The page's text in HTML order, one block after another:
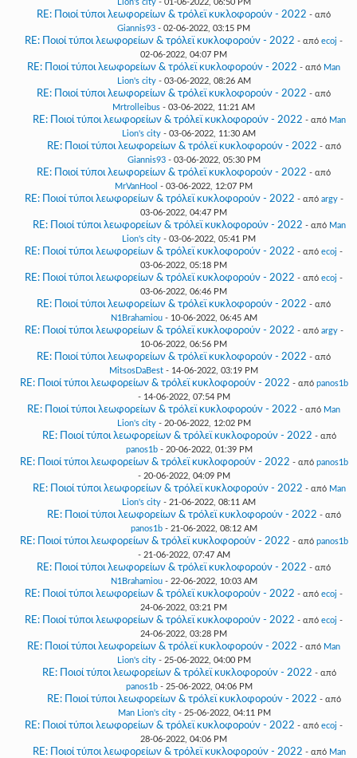
Lion's city- 01-06-2022, 06:50 PM
RE: Ποιοί τύποι λεωφορείων & τρόλεϊ κυκλοφορούν - 2022 - από
Giannis93 - 02-06-2022, 03:15 PM
RE: Ποιοί τύποι λεωφορείων & τρόλεϊ κυκλοφορούν - 2022 - από ecoj -
02-06-2022, 04:07 PM
RE: Ποιοί τύποι λεωφορείων & τρόλεϊ κυκλοφορούν - 2022 - από Man
Lion's city- 03-06-2022, 08:26 AM
RE: Ποιοί τύποι λεωφορείων & τρόλεϊ κυκλοφορούν - 2022 - από
Mrtrolleibus - 03-06-2022, 11:21 AM
RE: Ποιοί τύποι λεωφορείων & τρόλεϊ κυκλοφορούν - 2022 - από Man
Lion's city - 03-06-2022, 11:30 AM
RE: Ποιοί τύποι λεωφορείων & τρόλεϊ κυκλοφορούν - 2022 - από
Giannis93 - 03-06-2022, 05:30 PM
RE: Ποιοί τύποι λεωφορείων & τρόλεϊ κυκλοφορούν - 2022 - από
MrVanHool - 03-06-2022, 12:07 PM
RE: Ποιοί τύποι λεωφορείων & τρόλεϊ κυκλοφορούν - 2022 - από argy-
03-06-2022, 04:47 PM
RE: Ποιοί τύποι λεωφορείων & τρόλεϊ κυκλοφορούν - 2022 - από Man
Lion's city - 03-06-2022, 05:41 PM
RE: Ποιοί τύποι λεωφορείων & τρόλεϊ κυκλοφορούν - 2022 - από ecoj -
03-06-2022, 05:18 PM
RE: Ποιοί τύποι λεωφορείων & τρόλεϊ κυκλοφορούν - 2022 - από ecoj -
03-06-2022, 06:46 PM
RE: Ποιοί τύποι λεωφορείων & τρόλεϊ κυκλοφορούν - 2022 - από
N1Brahamiou- 10-06-2022, 06:45 AM
RE: Ποιοί τύποι λεωφορείων & τρόλεϊ κυκλοφορούν - 2022 - από argy-
10-06-2022, 06:56 PM
RE: Ποιοί τύποι λεωφορείων & τρόλεϊ κυκλοφορούν - 2022 - από
MitsosDaBest - 14-06-2022, 03:19 PM
RE: Ποιοί τύποι λεωφορείων & τρόλεϊ κυκλοφορούν - 2022 - από panos1b
- 14-06-2022, 07:54 PM
RE: Ποιοί τύποι λεωφορείων & τρόλεϊ κυκλοφορούν - 2022 - από Man
Lion's city- 20-06-2022, 12:02 PM
RE: Ποιοί τύποι λεωφορείων & τρόλεϊ κυκλοφορούν - 2022 - από
panos1b- 20-06-2022, 01:39 PM
RE: Ποιοί τύποι λεωφορείων & τρόλεϊ κυκλοφορούν - 2022 - από panos1b
- 20-06-2022, 04:09 PM
RE: Ποιοί τύποι λεωφορείων & τρόλεϊ κυκλοφορούν - 2022 - από Man
Lion's city - 21-06-2022, 08:11 AM
RE: Ποιοί τύποι λεωφορείων & τρόλεϊ κυκλοφορούν - 2022 - από
panos1b - 21-06-2022, 08:12 AM
RE: Ποιοί τύποι λεωφορείων & τρόλεϊ κυκλοφορούν - 2022 - από panos1b
- 21-06-2022, 07:47 AM
RE: Ποιοί τύποι λεωφορείων & τρόλεϊ κυκλοφορούν - 2022 - από
N1Brahamiou- 22-06-2022, 10:03 AM
RE: Ποιοί τύποι λεωφορείων & τρόλεϊ κυκλοφορούν - 2022 - από ecoj -
24-06-2022, 03:21 PM
RE: Ποιοί τύποι λεωφορείων & τρόλεϊ κυκλοφορούν - 2022 - από ecoj -
24-06-2022, 03:28 PM
RE: Ποιοί τύποι λεωφορείων & τρόλεϊ κυκλοφορούν - 2022 - από Man
Lion's city- 25-06-2022, 04:00 PM
RE: Ποιοί τύποι λεωφορείων & τρόλεϊ κυκλοφορούν - 2022 - από
panos1b- 25-06-2022, 04:06 PM
RE: Ποιοί τύποι λεωφορείων & τρόλεϊ κυκλοφορούν - 2022 - από
Man Lion's city- 25-06-2022, 04:11 PM
RE: Ποιοί τύποι λεωφορείων & τρόλεϊ κυκλοφορούν - 2022 - από ecoj -
28-06-2022, 04:06 PM
RE: Ποιοί τύποι λεωφορείων & τρόλεϊ κυκλοφορούν - 2022 - από Man